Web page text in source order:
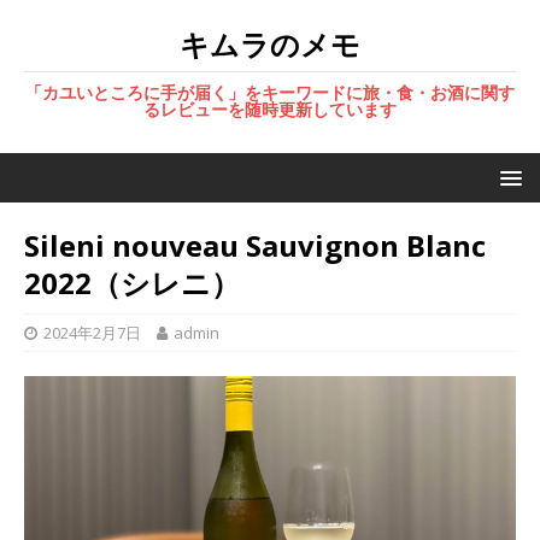
キムラのメモ
「カユいところに手が届く」をキーワードに旅・食・お酒に関す
るレビューを随時更新しています
Sileni nouveau Sauvignon Blanc
2022（シレニ）
2024年2月7日 admin